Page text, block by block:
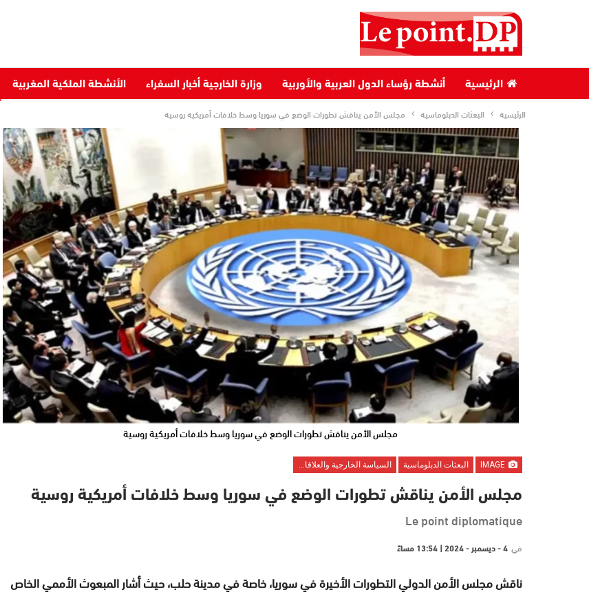
الرئيسية أنشطة رؤساء الدول العربية والأوربية وزارة الخارجية أخبار السفراء الأنشطة الملكية المغربية
الرئيسية البعثات الدبلوماسية مجلس الأمن يناقش تطورات الوضع في سوريا وسط خلافات أمريكية روسية
مجلس الأمن يناقش تطورات الوضع في سوريا وسط خلافات أمريكية روسية
البعثات الدبلوماسية السياسة الخارجية والعلاقات الدولية
مجلس الأمن يناقش تطورات الوضع في سوريا وسط خلافات أمريكية روسية
Le point diplomatique
في 4 - ديسمبر - 2024 | 13:54 مساءً
ناقش مجلس الأمن الدولي التطورات الأخيرة في سوريا، خاصة في مدينة حلب، حيث أشار المبعوث الأممي الخاص